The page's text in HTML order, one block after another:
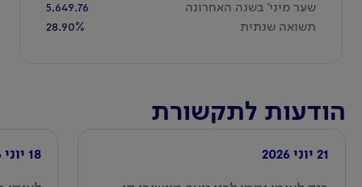
שער מיני’ בשנה האחרונה 5,649.76
תשואה שנתית 28.90%
הודעות לתקשורת
21 יוני 2026 18 יוני 2026